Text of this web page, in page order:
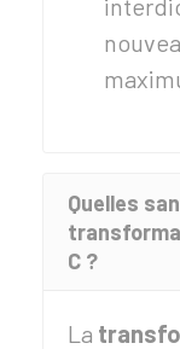
Quelles
C ?
La